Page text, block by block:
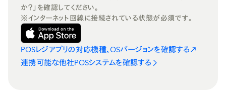
か？」を確認してください。
※インターネット回線に接続されている状態が必須です。
POSレジアプリの対応機種、OSバージョンを確認する
連携可能な他社POSシステムを確認する